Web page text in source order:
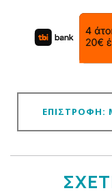
ΕΠΙΣΤΡΟΦΗ: